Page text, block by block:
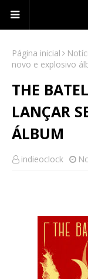
Página inicial
novo e explosivo
THE
LANÇAR
ÁLBUM
indieoclock